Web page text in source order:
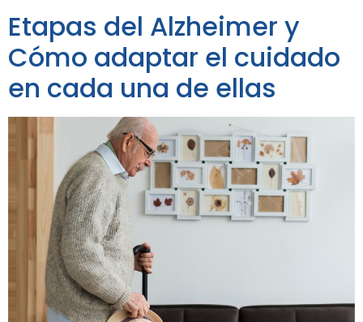
Etapas del Alzheimer y
Cómo adaptar el cuidado
en cada una de ellas